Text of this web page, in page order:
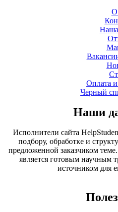
О
Наша
Оплата
Черный
Наши
Исполнители сайта
подбору, обработке и
предложенной заказчиком
является готовым научным
источником для